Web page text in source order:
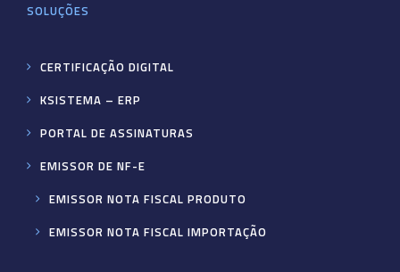
SOLUÇÕES
CERTIFICAÇÃO DIGITAL
KSISTEMA – ERP
PORTAL DE ASSINATURAS
EMISSOR DE NF-E
EMISSOR NOTA FISCAL PRODUTO
EMISSOR NOTA FISCAL IMPORTAÇÃO